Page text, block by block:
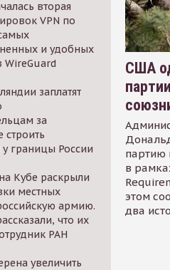
вторая
VPN по
и удобных
WireGuard
заплатят
за
строить
у границы России
Кубе раскрыли
местных
армию.
что их
РАН
увеличить
США
партию
в
этом
два